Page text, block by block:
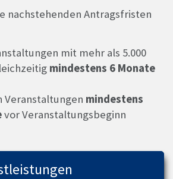
nachstehenden Antragsfristen
mit mehr als 5.000
mindestens 6 Monate
Veranstaltungen mindestens
vor Veranstaltungsbeginn